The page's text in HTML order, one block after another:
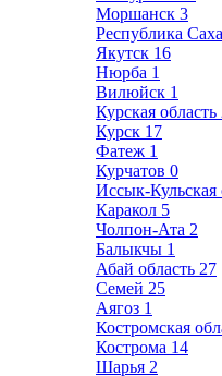
Моршанск 3
Республика
Якутск 16
Нюрба 1
Вилюйск 1
Курская область
Курск 17
Фатеж 1
Курчатов 0
Иссык-Кульская
Каракол 5
Чолпон-Ата 2
Балыкчы 1
Абай область 27
Семей 25
Аягоз 1
Костромская
Кострома 14
Шарья 2